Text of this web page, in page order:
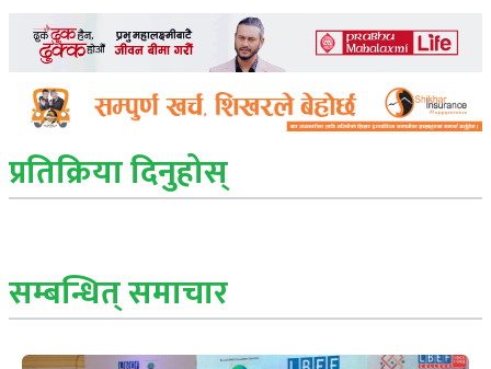
प्रतिक्रिया दिनुहोस्
सम्बन्धित् समाचार